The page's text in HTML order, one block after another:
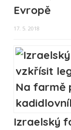
Evropě
17. 5. 2018
Izraelský